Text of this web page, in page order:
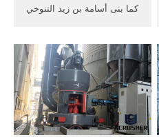
كما بنى أسامة بن زيد التنوخي
الملك سنة 92هـ، وقد أبطل
سليمان بن عبد الملك العمل
به، فأنشأ غيره في سنة 97هـ،
أي بعد خمس سنوات.